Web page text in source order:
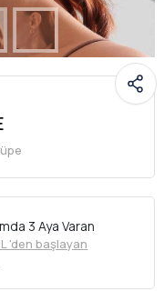
3 Aya Varan
'den başlayan